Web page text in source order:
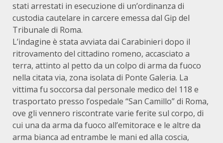
stati arrestati in esecuzione di un’ordinanza di
custodia cautelare in carcere emessa dal Gip del
Tribunale di Roma.
L’indagine è stata avviata dai Carabinieri dopo il
ritrovamento del cittadino romeno, accasciato a
terra, attinto al petto da un colpo di arma da fuoco
nella citata via, zona isolata di Ponte Galeria. La
vittima fu soccorsa dal personale medico del 118 e
trasportato presso l’ospedale “San Camillo” di Roma,
ove gli vennero riscontrate varie ferite sul corpo, di
cui una da arma da fuoco all’emitorace e le altre da
arma bianca ad entrambe le mani ed alla coscia,